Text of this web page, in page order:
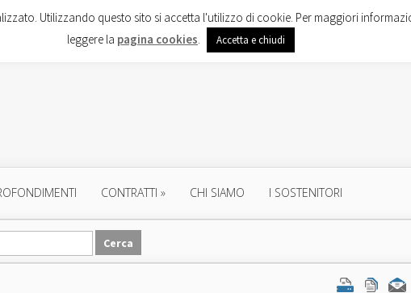
CONTRATTI » CHI SIAMO I SOSTENITORI
Utilizzando questo sito si accetta l'utilizzo di cookie. Per maggiori
leggere la pagina cookies. Accetta e chiudi